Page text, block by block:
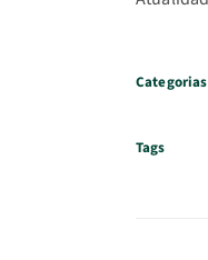
Categorias
Tags